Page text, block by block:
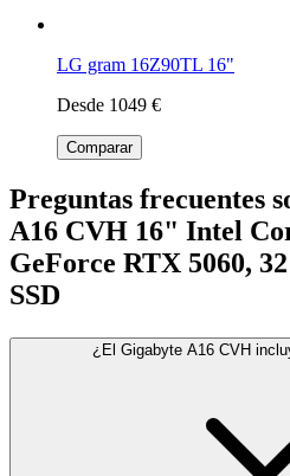
LG gram 16Z90TL 16"
Desde 1049 €
Comparar
Preguntas frecuentes
A16 CVH 16" Intel
GeForce RTX 5060,
SSD
¿El Gigabyte A16 CVH